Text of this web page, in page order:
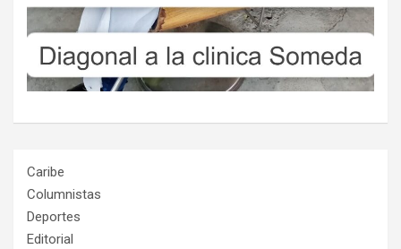
Caribe
Columnistas
Deportes
Editorial